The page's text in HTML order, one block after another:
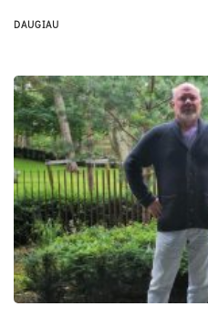
DAUGIAU